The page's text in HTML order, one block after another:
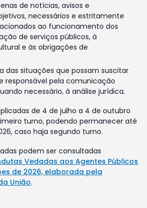
de notícias, avisos e
necessários e estritamente
ao funcionamento dos
de serviços públicos, à
e às obrigações de
das situações que possam suscitar
responsável pela comunicação
necessário, à análise jurídica.
de 4 de julho a 4 de outubro
turno, podendo permanecer até
caso haja segundo turno.
podem ser consultadas
Vedadas aos Agentes Públicos
de 2026, elaborada pela
União.